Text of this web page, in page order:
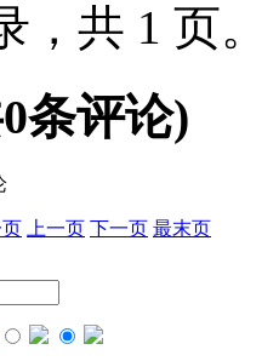
，共 1 页。
0条评论)
上一页 下一页 最末页